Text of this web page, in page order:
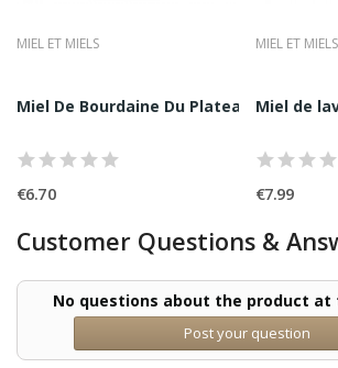
275g
MIEL ET MIELS
Miel De Bourdaine Du Plateau Des
€6.70
MIEL ET MIELS
Miel de
€7.99
Customer Questions &
No questions about the product at
Post your question